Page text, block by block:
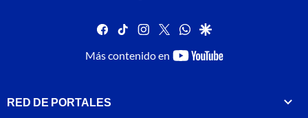
facebook
tiktok instagram
twitterwhatsapp
google
Más contenido en
youtube-
RED DE PORTALES